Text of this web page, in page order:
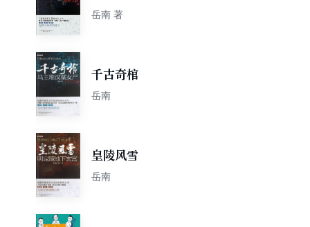
谜
岳南 著
千古奇棺
岳南
皇陵风雪
岳南